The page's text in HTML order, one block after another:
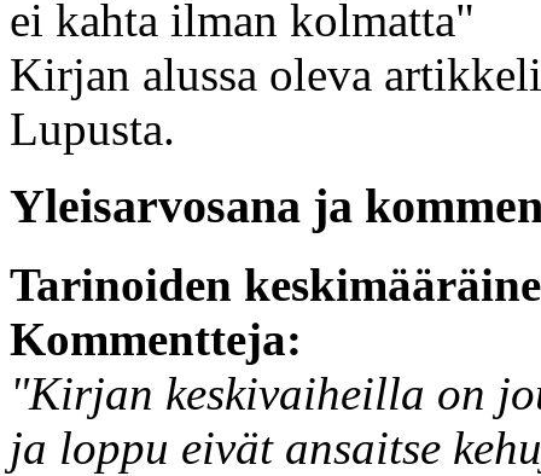
ei kahta ilman kolmatta"
Kirjan alussa oleva
Lupusta.
Yleisarvosana ja
Tarinoiden
Kommentteja:
"Kirjan keskivaiheilla on
ja loppu eivät ansaitse